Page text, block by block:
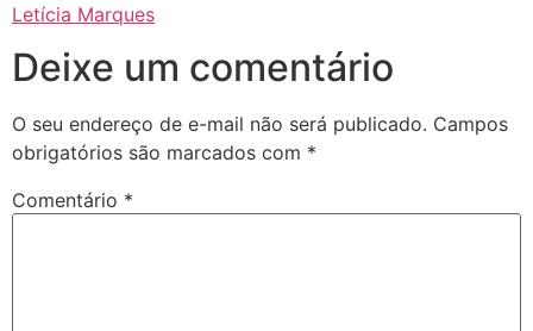
Letícia Marques
Deixe um comentário
O seu endereço de e-mail não será publicado. Campos
obrigatórios são marcados com *
Comentário *